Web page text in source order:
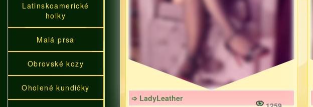
Latinskoamerické
holky
Malá prsa
Obrovské kozy
Oholené kundičky
➩ LadyLeather